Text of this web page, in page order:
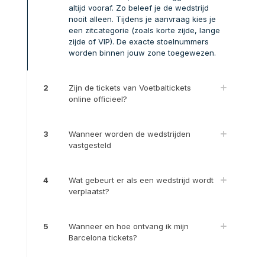
altijd vooraf. Zo beleef je de wedstrijd
nooit alleen. Tijdens je aanvraag kies je
een zitcategorie (zoals korte zijde, lange
zijde of VIP). De exacte stoelnummers
worden binnen jouw zone toegewezen.
2
Zijn de tickets van Voetbaltickets
online officieel?
3
Wanneer worden de wedstrijden
vastgesteld
4
Wat gebeurt er als een wedstrijd wordt
verplaatst?
5
Wanneer en hoe ontvang ik mijn
Barcelona tickets?